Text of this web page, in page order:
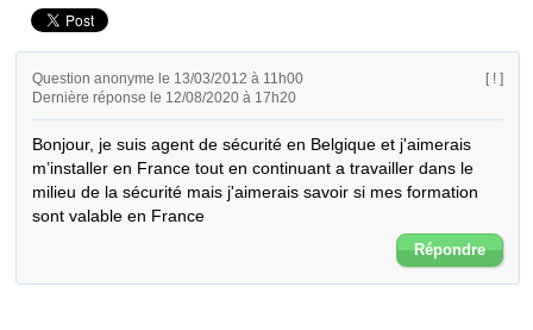
Question anonyme le 13/03/2012 à 11h00
Dernière réponse le 12/08/2020 à 17h20
[ ! ]
Bonjour, je suis agent de sécurité en Belgique et j'aimerais
m’installer en France tout en continuant a travailler dans le
milieu de la sécurité mais j'aimerais savoir si mes formation
sont valable en France
Répondre